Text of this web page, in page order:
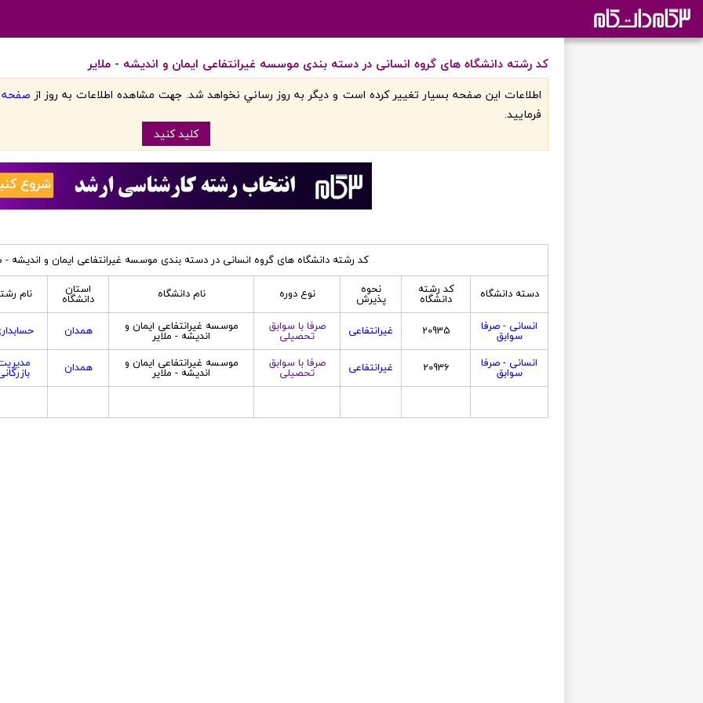
کد رشته دانشگاه های گروه انسانی در دسته بندی موسسه غیرانتفاعی ایمان و اندیشه - ملایر
اطلاعات اين صفحه بسيار تغيير کرده است و ديگر به روز رساني نخواهد شد. جهت مشاهده اطلاعات به روز از صفحه
فرماييد.
کليد کنيد
کد رشته دانشگاه های گروه انسانی در دسته بندی موسسه غیرانتفاعی ایمان و اندیشه -
دسته دانشگاه
کد رشته
دانشگاه
نحوه
پذیرش نوع دوره نام دانشگاه استان
دانشگاه نام
انسانی - صرفا
سوابق 20935 غیرانتفاعی صرفا با سوابق
تحصیلی
موسسه غیرانتفاعی ایمان و
اندیشه - ملایر همدان
انسانی - صرفا
سوابق 20936 غیرانتفاعی صرفا با سوابق
تحصیلی
موسسه غیرانتفاعی ایمان و
اندیشه - ملایر همدان